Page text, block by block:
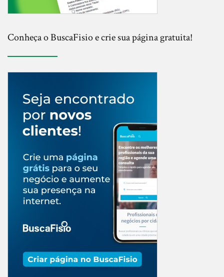
Conheça o BuscaFisio e crie sua página gratuita!